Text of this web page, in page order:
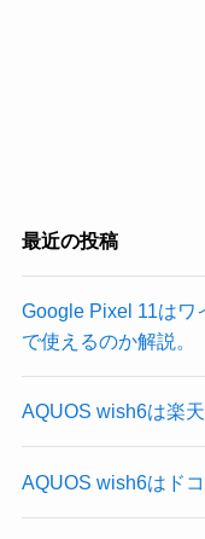
最近の投稿
Google Pixel 11はワ
で使えるのか解説。
AQUOS wish6は楽
AQUOS wish6はド